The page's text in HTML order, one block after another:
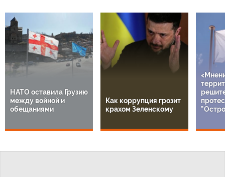
НАТО оставила Грузию
между войной и
обещаниями
Как коррупция грозит
крахом Зеленскому